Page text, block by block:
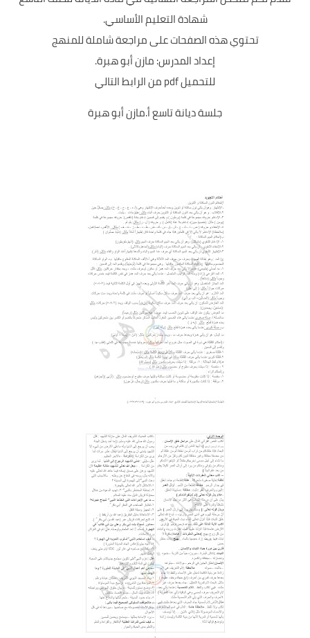
شهادة التعليم الأساسي.
تحتوي هذه الصفحات على مراجعة شاملة للمنهج
إعداد المدرس: مازن أبو هبرة.
للتحميل pdf من الرابط التالي
جلسة ديانة تاسع أ.مازن أبو هبرة